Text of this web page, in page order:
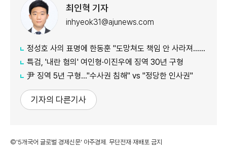
최인혁 기자
inhyeok31@ajunews.com
정성호 사의 표명에 한동훈 "도망쳐도 책임 안 사라져…지금이라도 막아야"
특검, '내란 혐의' 여인형·이진우에 징역 30년 구형
尹 징역 5년 구형…"수사권 침해" vs "정당한 인사권"
기자의 다른기사
©'5개국어 글로벌 경제신문' 아주경제. 무단전재·재배포 금지